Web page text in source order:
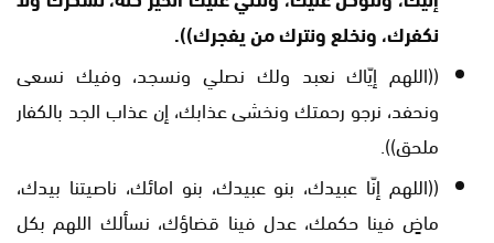
نكفرك، ونخلع ونترك من يفجرك)).
((اللهم إيّاك نعبد ولك نصلي ونسجد، وفيك نسعى
ونحفد، نرجو رحمتك ونخشى عذابك، إن عذاب الجد بالكفار
ملحق)).
((اللهم إنّا عبيدك، بنو عبيدك، بنو امائك، ناصيتنا بيدك،
ماضٍ فينا حكمك، عدل فينا قضاؤك، نسألك اللهم بكل